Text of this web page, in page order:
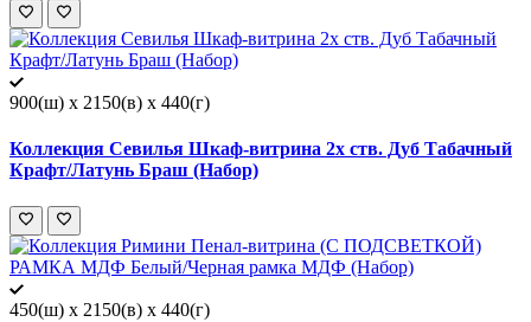
900(ш) x 2150(в) x 440(г)
Коллекция Севилья Шкаф-витрина 2х ств. Дуб Табачный
Крафт/Латунь Браш (Набор)
450(ш) x 2150(в) x 440(г)